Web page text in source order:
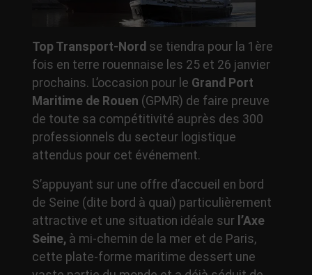
Top Transport-Nord se tiendra pour la 1ère
fois en terre rouennaise les 25 et 26 janvier
prochains. L’occasion pour le Grand Port
Maritime de Rouen (GPMR) de faire preuve
de toute sa compétitivité auprès des 300
professionnels du secteur logistique
attendus pour cet événement.
S’appuyant sur une offre d’accueil en bord
de Seine (dite bord à quai) particulièrement
attractive et une situation idéale sur l’Axe
Seine,à mi-chemin de la mer et de Paris,
cette plate-forme maritime dessert une